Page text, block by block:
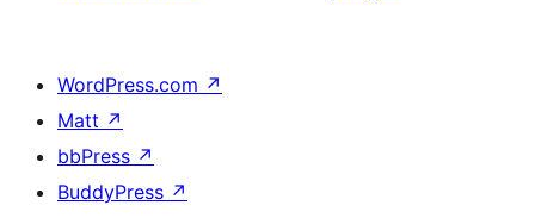
WordPress.com ↗
Matt ↗
bbPress ↗
BuddyPress ↗